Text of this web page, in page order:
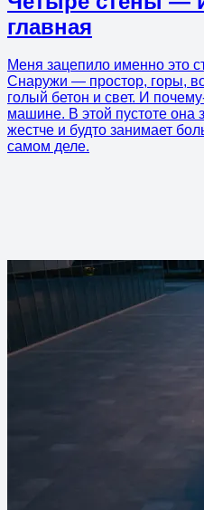
главная
Меня зацепило именно это
Снаружи — простор, горы,
голый бетон и свет. И
машине. В этой пустоте она
жестче и будто занимает
самом деле.